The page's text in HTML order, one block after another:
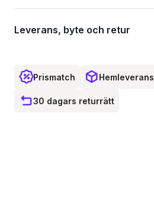
Leverans, byte och retur
Prismatch Hemleverans
30 dagars returrätt